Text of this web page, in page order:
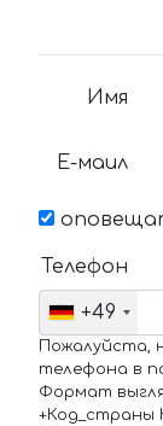
Имя
Е-маил
Телефон
+49
Пожалуйста,
телефона в
Формат
+Код_страны